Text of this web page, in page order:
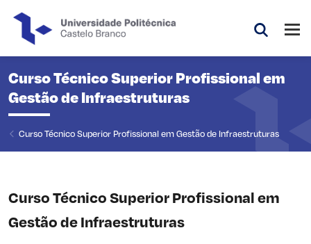
Curso Técnico Superior Profissional em
Gestão de Infraestruturas
Curso Técnico Superior Profissional em Gestão de Infraestruturas
Curso Técnico Superior Profissional em
Gestão de Infraestruturas